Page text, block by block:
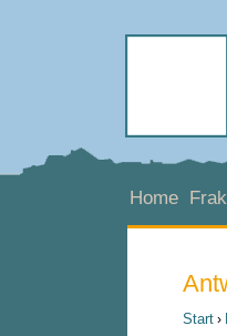
Home
Start ›